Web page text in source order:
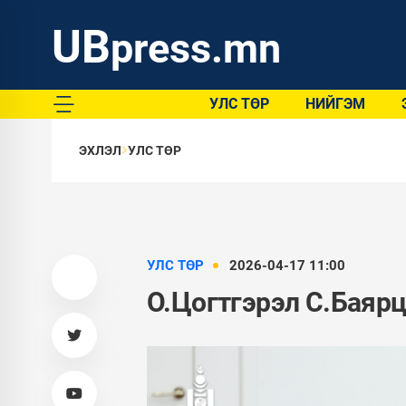
UBpress.mn
УЛС ТӨР НИЙГЭМ
ЭХЛЭЛ УЛС ТӨР
УЛС ТӨР 2026-04-17 11:00
О.Цогтгэрэл